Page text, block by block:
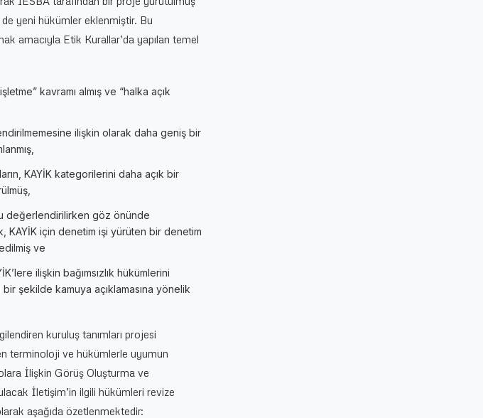
yeni hükümler eklenmiştir. Bu
amacıyla Etik Kurallar’da yapılan temel
kavramı almış ve “halka açık
ilişkin olarak daha geniş bir
KAYİK kategorilerini daha açık bir
değerlendirilirken göz önünde
KAYİK için denetim işi yürüten bir denetim
ve
ilişkin bağımsızlık hükümlerini
şekilde kamuya açıklamasına yönelik
kuruluş tanımları projesi
terminoloji ve hükümlerle uyumun
İlişkin Görüş Oluşturma ve
İletişim’in ilgili hükümleri revize
aşağıda özetlenmektedir: